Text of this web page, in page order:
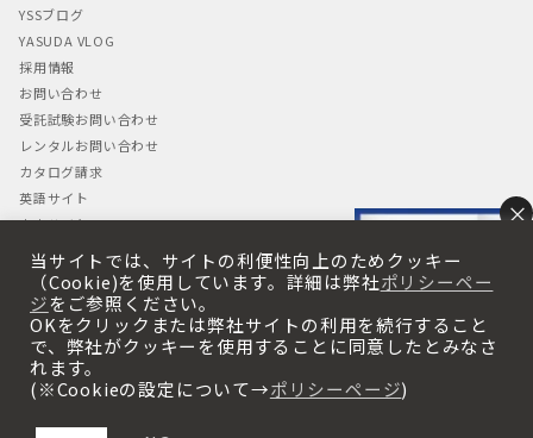
YSSブログ
YASUDA VLOG
採用情報
お問い合わせ
受託試験お問い合わせ
レンタルお問い合わせ
カタログ請求
英語サイト
中文サイト
プライバシーポリシー
プライバシーポリシー
・Cookieの使用について
当サイトでは、サイトの利便性向上のためクッキー
（Cookie)を使用しています。詳細は弊社ポリシーペー
ジをご参照ください。
OKをクリックまたは弊社サイトの利用を続行すること
で、弊社がクッキーを使用することに同意したとみなさ
れます。
(※Cookieの設定について→ポリシーページ)
×